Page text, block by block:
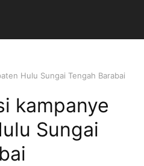
Hulu Sungai Tengah Barabai
kampanye
Sungai